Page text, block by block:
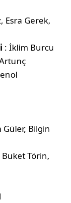
Esra Gerek,
: İklim Burcu
Güler, Bilgin
Buket Törin,